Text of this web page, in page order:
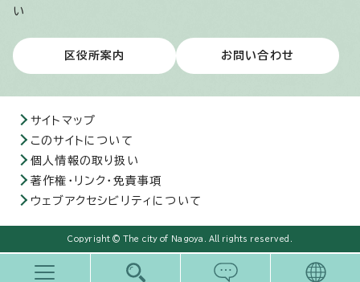
い
区役所案内 お問い合わせ
サイトマップ
このサイトについて
個人情報の取り扱い
著作権・リンク・免責事項
ウェブアクセシビリティについて
Copyright © The city of Nagoya. All rights reserved.